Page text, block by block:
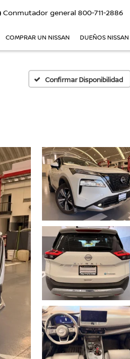
Conmutador general 800-711-2886
COMPRAR UN NISSAN DUEÑOS NISSAN
Confirmar Disponibilidad